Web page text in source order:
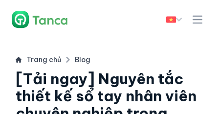
Trang chủ Blog
[Tải ngay] Nguyên tắc
thiết kế sổ tay nhân viên